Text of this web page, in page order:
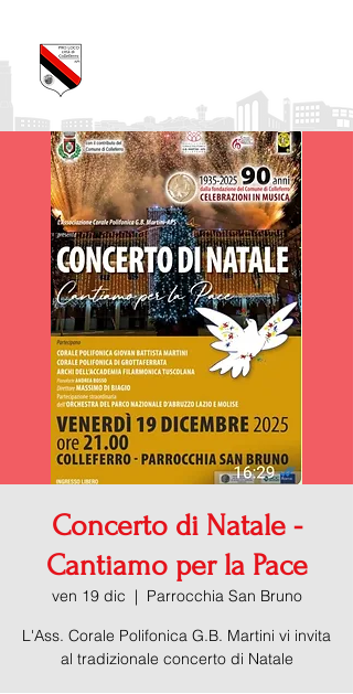
Concerto di Natale -
Cantiamo per la Pace
ven 19 dic
  |
Parrocchia San Bruno
L'Ass. Corale Polifonica G.B. Martini vi invita
al tradizionale concerto di Natale